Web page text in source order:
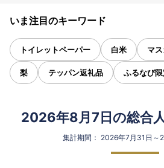
いま注目のキーワード
トイレットペーパー 白米 マ
梨 テッパン返礼品 ふるなび限
2026年8月7日の総合
集計期間： 2026年7月31日～